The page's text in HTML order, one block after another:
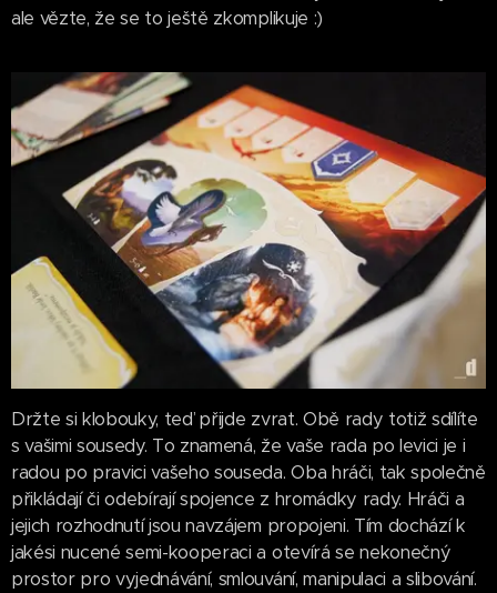
ale vězte, že se to ještě zkomplikuje :)
Držte si klobouky, teď přijde zvrat. Obě rady totiž sdílíte
s vašimi sousedy. To znamená, že vaše rada po levici je i
radou po pravici vašeho souseda. Oba hráči, tak společně
přikládají či odebírají spojence z hromádky rady. Hráči a
jejich rozhodnutí jsou navzájem propojeni. Tím dochází k
jakési nucené semi-kooperaci a otevírá se nekonečný
prostor pro vyjednávání, smlouvání, manipulaci a slibování.